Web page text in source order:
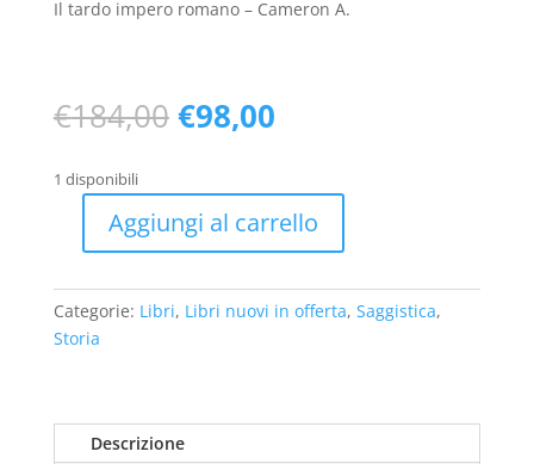
Il tardo impero romano – Cameron A.
€184,00 Il
prezzo
era:
€184,00.
€98,00Il
è:
€98,00.
1 disponibili
mondio
antico
-
Ogilvie
Aggiungi al carrello
Categorie: Libri, Libri nuovi in offerta, Saggistica,
Storia
Descrizione